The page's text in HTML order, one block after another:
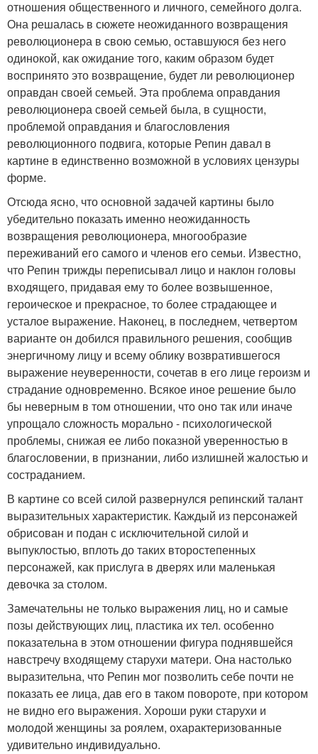
отношения общественного и личного, семейного долга.
Она решалась в сюжете неожиданного возвращения
революционера в свою семью, оставшуюся без него
одинокой, как ожидание того, каким образом будет
воспринято это возвращение, будет ли революционер
оправдан своей семьей. Эта проблема оправдания
революционера своей семьей была, в сущности,
проблемой оправдания и благословления
революционного подвига, которые Репин давал в
картине в единственно возможной в условиях цензуры
форме.
Отсюда ясно, что основной задачей картины было
убедительно показать именно неожиданность
возвращения революционера, многообразие
переживаний его самого и членов его семьи. Известно,
что Репин трижды переписывал лицо и наклон головы
входящего, придавая ему то более возвышенное,
героическое и прекрасное, то более страдающее и
усталое выражение. Наконец, в последнем, четвертом
варианте он добился правильного решения, сообщив
энергичному лицу и всему облику возвратившегося
выражение неуверенности, сочетав в его лице героизм и
страдание одновременно. Всякое иное решение было
бы неверным в том отношении, что оно так или иначе
упрощало сложность морально - психологической
проблемы, снижая ее либо показной уверенностью в
благословении, в признании, либо излишней жалостью и
состраданием.
В картине со всей силой развернулся репинский талант
выразительных характеристик. Каждый из персонажей
обрисован и подан с исключительной силой и
выпуклостью, вплоть до таких второстепенных
персонажей, как прислуга в дверях или маленькая
девочка за столом.
Замечательны не только выражения лиц, но и самые
позы действующих лиц, пластика их тел. особенно
показательна в этом отношении фигура поднявшейся
навстречу входящему старухи матери. Она настолько
выразительна, что Репин мог позволить себе почти не
показать ее лица, дав его в таком повороте, при котором
не видно его выражения. Хороши руки старухи и
молодой женщины за роялем, охарактеризованные
удивительно индивидуально.